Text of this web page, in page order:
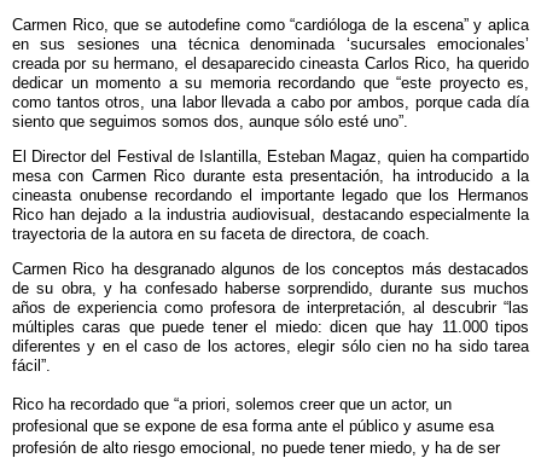
Carmen Rico, que se autodefine como “cardióloga de la escena” y aplica
en sus sesiones una técnica denominada ‘sucursales emocionales’
creada por su hermano, el desaparecido cineasta Carlos Rico, ha querido
dedicar un momento a su memoria recordando que “este proyecto es,
como tantos otros, una labor llevada a cabo por ambos, porque cada día
siento que seguimos somos dos, aunque sólo esté uno”.
El Director del Festival de Islantilla, Esteban Magaz, quien ha compartido
mesa con Carmen Rico durante esta presentación, ha introducido a la
cineasta onubense recordando el importante legado que los Hermanos
Rico han dejado a la industria audiovisual, destacando especialmente la
trayectoria de la autora en su faceta de directora, de coach.
Carmen Rico ha desgranado algunos de los conceptos más destacados
de su obra, y ha confesado haberse sorprendido, durante sus muchos
años de experiencia como profesora de interpretación, al descubrir “las
múltiples caras que puede tener el miedo: dicen que hay 11.000 tipos
diferentes y en el caso de los actores, elegir sólo cien no ha sido tarea
fácil”.
Rico ha recordado que “a priori, solemos creer que un actor, un
profesional que se expone de esa forma ante el público y asume esa
profesión de alto riesgo emocional, no puede tener miedo, y ha de ser